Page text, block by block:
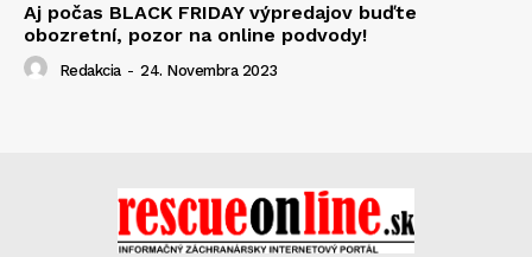
Aj počas BLACK FRIDAY výpredajov buďte
obozretní, pozor na online podvody!
Redakcia - 24. Novembra 2023